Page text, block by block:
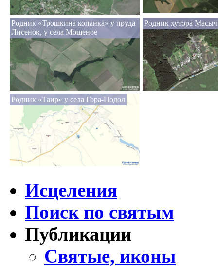
Родник «Трошкина копанка» у пруда
Лисенок, у села Мощеное
Родник хутора
Родник «Таир» у села Гора-Подол
Исцеления
Поиск по святым
Публикации
Святые, иконы